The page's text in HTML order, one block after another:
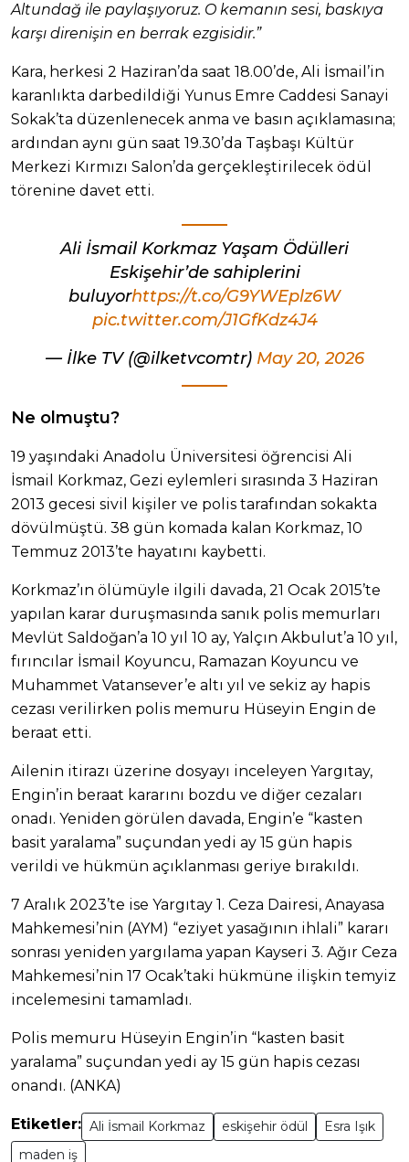
Altundağ ile paylaşıyoruz. O kemanın sesi, baskıya
karşı direnişin en berrak ezgisidir.”
Kara, herkesi 2 Haziran’da saat 18.00’de, Ali İsmail’in
karanlıkta darbedildiği Yunus Emre Caddesi Sanayi
Sokak’ta düzenlenecek anma ve basın açıklamasına;
ardından aynı gün saat 19.30’da Taşbaşı Kültür
Merkezi Kırmızı Salon’da gerçekleştirilecek ödül
törenine davet etti.
Ali İsmail Korkmaz Yaşam Ödülleri
Eskişehir’de sahiplerini
buluyorhttps://t.co/G9YWEplz6W
pic.twitter.com/J1GfKdz4J4
— İlke TV (@ilketvcomtr) May 20, 2026
Ne olmuştu?
19 yaşındaki Anadolu Üniversitesi öğrencisi Ali
İsmail Korkmaz, Gezi eylemleri sırasında 3 Haziran
2013 gecesi sivil kişiler ve polis tarafından sokakta
dövülmüştü. 38 gün komada kalan Korkmaz, 10
Temmuz 2013’te hayatını kaybetti.
Korkmaz’ın ölümüyle ilgili davada, 21 Ocak 2015’te
yapılan karar duruşmasında sanık polis memurları
Mevlüt Saldoğan’a 10 yıl 10 ay, Yalçın Akbulut’a 10 yıl,
fırıncılar İsmail Koyuncu, Ramazan Koyuncu ve
Muhammet Vatansever’e altı yıl ve sekiz ay hapis
cezası verilirken polis memuru Hüseyin Engin de
beraat etti.
Ailenin itirazı üzerine dosyayı inceleyen Yargıtay,
Engin’in beraat kararını bozdu ve diğer cezaları
onadı. Yeniden görülen davada, Engin’e “kasten
basit yaralama” suçundan yedi ay 15 gün hapis
verildi ve hükmün açıklanması geriye bırakıldı.
7 Aralık 2023’te ise Yargıtay 1. Ceza Dairesi, Anayasa
Mahkemesi’nin (AYM) “eziyet yasağının ihlali” kararı
sonrası yeniden yargılama yapan Kayseri 3. Ağır Ceza
Mahkemesi’nin 17 Ocak’taki hükmüne ilişkin temyiz
incelemesini tamamladı.
Polis memuru Hüseyin Engin’in “kasten basit
yaralama” suçundan yedi ay 15 gün hapis cezası
onandı. (ANKA)
Etiketler: Ali İsmail Korkmaz eskişehir ödül
Esra Işık
maden iş